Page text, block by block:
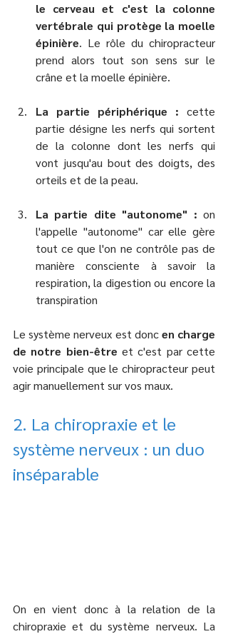
le cerveau et c'est la colonne
vertébrale qui protège la moelle
épinière. Le rôle du chiropracteur
prend alors tout son sens sur le
crâne et la moelle épinière.
La partie périphérique : cette
partie désigne les nerfs qui sortent
de la colonne dont les nerfs qui
vont jusqu'au bout des doigts, des
orteils et de la peau.
La partie dite "autonome" : on
l'appelle "autonome" car elle gère
tout ce que l'on ne contrôle pas de
manière consciente à savoir la
respiration, la digestion ou encore la
transpiration
Le système nerveux est donc en charge
de notre bien-être et c'est par cette
voie principale que le chiropracteur peut
agir manuellement sur vos maux.
2. La chiropraxie et le
système nerveux : un duo
inséparable
On en vient donc à la relation de la
chiropraxie et du système nerveux. La